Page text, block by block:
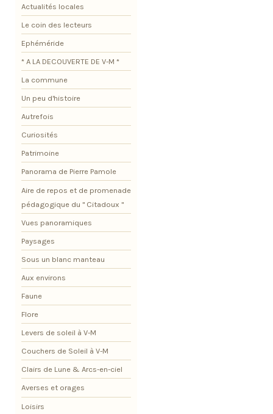
Actualités locales
Le coin des lecteurs
Ephéméride
* A LA DECOUVERTE DE V-M *
La commune
Un peu d'histoire
Autrefois
Curiosités
Patrimoine
Panorama de Pierre Pamole
Aire de repos et de promenade
pédagogique du " Citadoux "
Vues panoramiques
Paysages
Sous un blanc manteau
Aux environs
Faune
Flore
Levers de soleil à V-M
Couchers de Soleil à V-M
Clairs de Lune & Arcs-en-ciel
Averses et orages
Loisirs